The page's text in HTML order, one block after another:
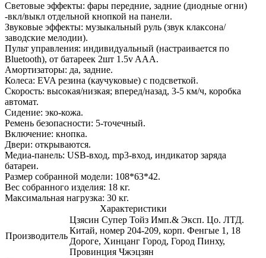
Световые эффекты: фары передние, задние (диодные огни)
-вкл/выкл отдельной кнопкой на панели.
Звуковые эффекты: музыкальный руль (звук клаксона/
заводские мелодии).
Пульт управления: индивидуальный (настраивается по
Bluetooth), от батареек 2шт 1.5v AAA.
Амортизаторы: да, задние.
Колеса: EVA резина (каучуковые) с подсветкой.
Скорость: высокая/низкая; вперед/назад, 3-5 км/ч, коробка
автомат.
Сидение: эко-кожа.
Ремень безопасности: 5-точечный.
Включение: кнопка.
Двери: открываются.
Медиа-панель: USB-вход, mp3-вход, индикатор заряда
батареи.
Размер собранной модели: 108*63*42.
Вес собранного изделия: 18 кг.
Максимальная нагрузка: 30 кг.
Характеристики
Производитель
Цзясин Супер Тойз Имп.& Эксп. Цо. ЛТД.
Китай, номер 204-209, корп. Фенгые 1, 18
Дороге, Хинцанг Город, Город Пинху,
Провинция Чжэцзян